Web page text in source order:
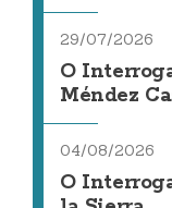
29/07/2026
O
Méndez
04/08/2026
O